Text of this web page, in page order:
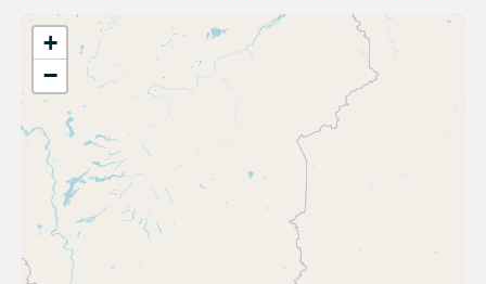
+
−